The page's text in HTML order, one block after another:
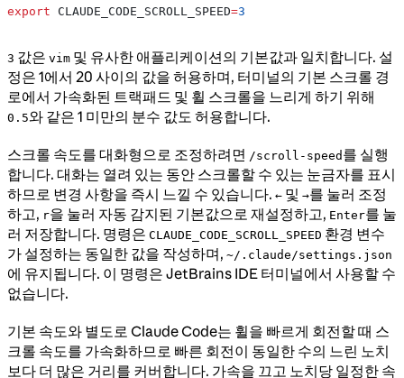
export CLAUDE_CODE_SCROLL_SPEED=3
3 값은 vim 및 유사한 애플리케이션의 기본값과 일치합니다. 설
정은 1에서 20 사이의 값을 허용하며, 터미널의 기본 스크롤 경
로에서 가속화된 트랙패드 및 휠 스크롤을 느리게 하기 위해
0.5와 같은 1 미만의 분수 값도 허용합니다.
스크롤 속도를 대화형으로 조정하려면 /scroll-speed 를 실행
합니다. 대화는 열려 있는 동안 스크롤할 수 있는 눈금자를 표시
하므로 변경 사항을 즉시 느낄 수 있습니다. ← 및 →를 눌러 조정
하고, r을 눌러 자동 감지된 기본값으로 재설정하고, Enter를 눌
러 저장합니다. 명령은 CLAUDE_CODE_SCROLL_SPEED 환경 변수
가 설정하는 동일한 값을 작성하며, ~/.claude/settings.json
에 유지됩니다. 이 명령은 JetBrains IDE 터미널에서 사용할 수
없습니다.
기본 속도와 별도로 Claude Code는 휠을 빠르게 회전할 때 스
크롤 속도를 가속화하므로 빠른 회전이 동일한 수의 느린 노치
보다 더 많은 거리를 커버합니다. 가속을 끄고 노치당 일정한 속